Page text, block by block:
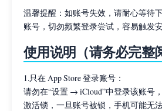
温馨提醒：如账号失效，请耐心等待
账号，切勿频繁登录尝试，容易触发安
使用说明（请务必完整
1.只在 App Store 登录账号：
请勿在“设置 → iCloud”中登录该账号
激活锁，一旦账号被锁，手机可能无